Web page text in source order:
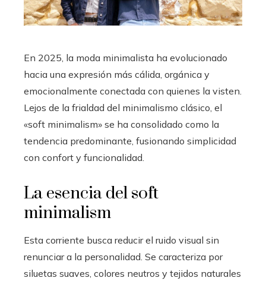
En 2025, la moda minimalista ha evolucionado
hacia una expresión más cálida, orgánica y
emocionalmente conectada con quienes la visten.
Lejos de la frialdad del minimalismo clásico, el
«soft minimalism» se ha consolidado como la
tendencia predominante, fusionando simplicidad
con confort y funcionalidad.
La esencia del soft
minimalism
Esta corriente busca reducir el ruido visual sin
renunciar a la personalidad. Se caracteriza por
siluetas suaves, colores neutros y tejidos naturales